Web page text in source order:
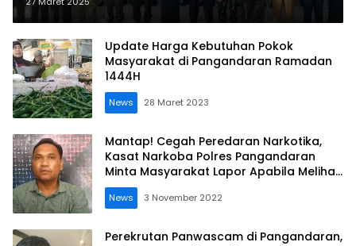
Jangan Takut Preman
Update Harga Kebutuhan Pokok
Masyarakat di Pangandaran Ramadan
1444H
News 28 Maret 2023
Mantap! Cegah Peredaran Narkotika,
Kasat Narkoba Polres Pangandaran
Minta Masyarakat Lapor Apabila Melihat
dan Mendengar
News 3 November 2022
Perekrutan Panwascam di Pangandaran,